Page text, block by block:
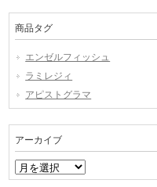
商品タグ
エンゼルフィッシュ
ラミレジィ
アピストグラマ
アーカイブ
ア
ー